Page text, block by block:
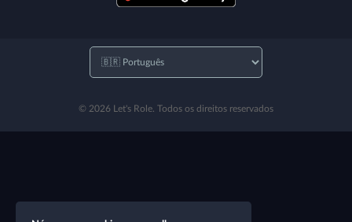
© 2026 Let's Role. Todos os direitos reservados